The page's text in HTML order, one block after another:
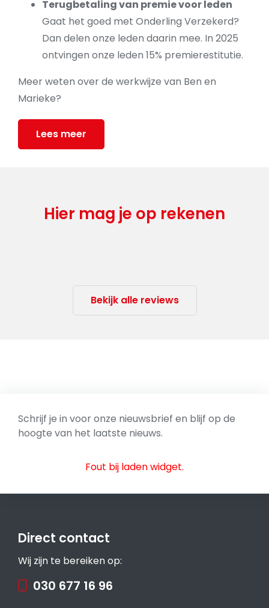
Terugbetaling van premie voor leden
Gaat het goed met Onderling Verzekerd?
Dan delen onze leden daarin mee. In 2025
ontvingen onze leden 15% premierestitutie.
Meer weten over de werkwijze van Ben en
Marieke?
Lees meer
Hier mag je op rekenen
Bekijk alle reviews
Schrijf je in voor onze nieuwsbrief en blijf op de
hoogte van het laatste nieuws.
Fout bij laden widget.
Direct contact
Wij zijn te bereiken op:
030 677 16 96